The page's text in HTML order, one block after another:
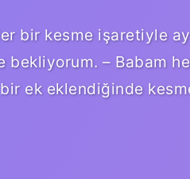
bir kesme işaretiyle
– Babam
ek eklendiğinde